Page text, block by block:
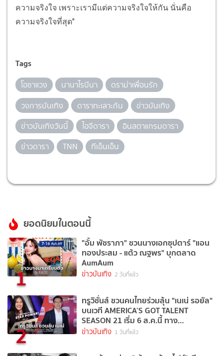
ความจริงใจ เพราะเรามีแต่ความจริงใจให้กัน นั่นคือ
ความจริงใจที่สุด"
Tags
โอซาแวง นานาไรบีนา
ดราม่าเพื่อนรัก
วงการบันเทิง
ดาราทะเลาะกัน
ข่าวบันเทิง
ข่าวบันเทิงวันนี้
ไอจีดารา
อินสตาแกรมดารา
ข่าวดารา
TNN ทีเอ็นเอ็น
ยอดนิยมในตอนนี้
1
"อั้ม พัชราภา" ชวนนางเอกซุปตาร์ "แอน
ทองประสม - แต้ว ณฐพร" บุกตลาด
AumAum
ข่าวบันเทิง 2 วันที่แล้ว
2
ทรูวิชั่นส์ ชวนคนไทยร่วมลุ้น "เนเน่ รอยัล"
บนเวที AMERICA’S GOT TALENT
SEASON 21 เริ่ม 6 ส.ค.นี้ ทาง
TrueVisions NOW
ข่าวบันเทิง 1 วันที่แล้ว